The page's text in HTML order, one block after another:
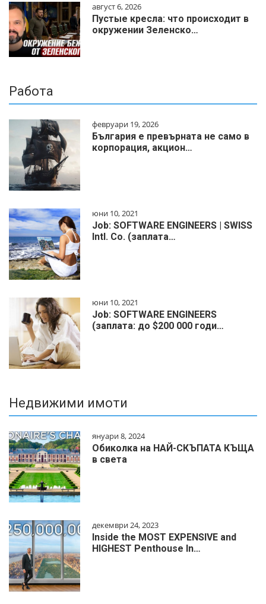
август 6, 2026
Пустые кресла: что происходит в
окружении Зеленско…
Работа
февруари 19, 2026
България е превърната не само в
корпорация, акцион…
юни 10, 2021
Job: SOFTWARE ENGINEERS | SWISS
Intl. Co. (заплата…
юни 10, 2021
Job: SOFTWARE ENGINEERS
(заплата: до $200 000 годи…
Недвижими имоти
януари 8, 2024
Обиколка на НАЙ-СКЪПАТА КЪЩА
в света
декември 24, 2023
Inside the MOST EXPENSIVE and
HIGHEST Penthouse In…